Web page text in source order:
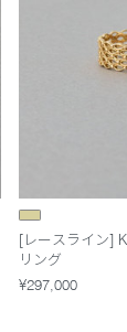
[レースライン]
リング
¥297,000